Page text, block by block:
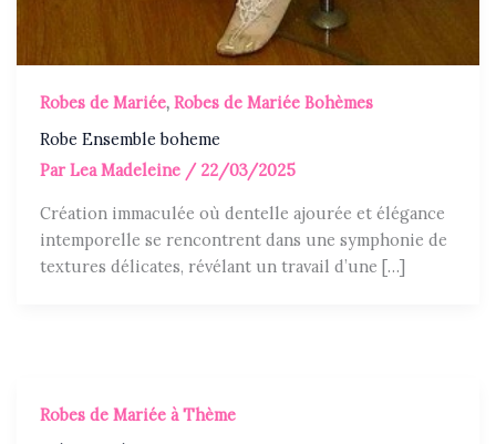
Robes de Mariée,Robes de Mariée Bohèmes
Robe Ensemble boheme
ParLea Madeleine / 22/03/2025
Création immaculée où dentelle ajourée et élégance
intemporelle se rencontrent dans une symphonie de
textures délicates, révélant un travail d’une […]
Robes de Mariée à Thème